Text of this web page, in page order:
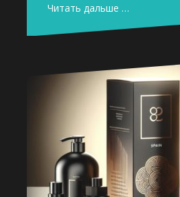
Читать дальше …